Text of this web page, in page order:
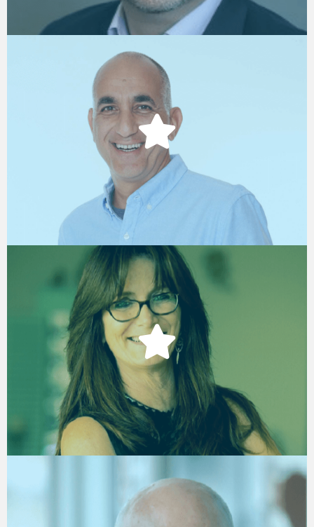
רוני זהבי
CEO & Co founder, Hibob
קרן אזולאי
Co-Founder & Editor-in-Chief,
Nation